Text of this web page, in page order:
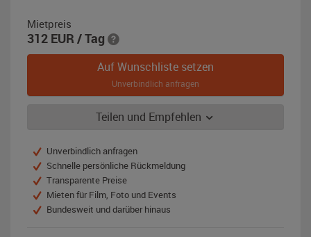
Mietpreis
312 EUR / Tag
Auf Wunschliste setzen
Unverbindlich anfragen
Teilen und Empfehlen
Unverbindlich anfragen
Schnelle persönliche Rückmeldung
Transparente Preise
Mieten für Film, Foto und Events
Bundesweit und darüber hinaus